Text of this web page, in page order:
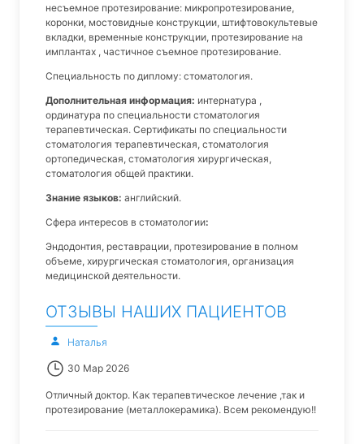
несъемное протезирование: микропротезирование,
коронки, мостовидные конструкции, штифтовокультевые
вкладки, временные конструкции, протезирование на
имплантах , частичное съемное протезирование.
Специальность по диплому: стоматология.
Дополнительная информация: интернатура ,
ординатура по специальности стоматология
терапевтическая. Сертификаты по специальности
стоматология терапевтическая, стоматология
ортопедическая, стоматология хирургическая,
стоматология общей практики.
Знание языков: английский.
Сфера интересов в стоматологии:
Эндодонтия, реставрации, протезирование в полном
объеме, хирургическая стоматология, организация
медицинской деятельности.
ОТЗЫВЫ НАШИХ ПАЦИЕНТОВ
Наталья
30 Мар 2026
Отличный доктор. Как терапевтическое лечение ,так и
протезирование (металлокерамика). Всем рекомендую!!